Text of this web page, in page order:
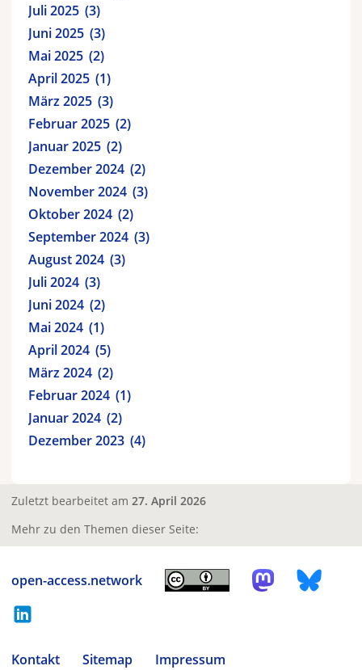
Juli 2025 3
Juni 2025 3
Mai 2025 2
April 2025 1
März 2025 3
Februar 2025 2
Januar 2025 2
Dezember 2024 2
November 2024 3
Oktober 2024 2
September 2024 3
August 2024 3
Juli 2024 3
Juni 2024 2
Mai 2024 1
April 2024 5
März 2024 2
Februar 2024 1
Januar 2024 2
Dezember 2023 4
Zuletzt bearbeitet am 27. April 2026
Mehr zu den Themen dieser Seite:
open-access.network
Kontakt Sitemap
Impressum